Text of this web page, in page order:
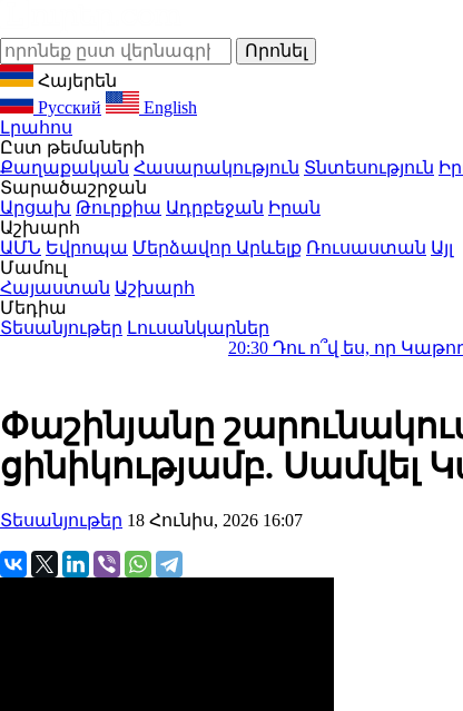
Հայերեն
Русский
English
Լրահոս
Ըստ թեմաների
Քաղաքական Հասարակություն Տնտեսություն
Տարածաշրջան
Արցախ Թուրքիա Ադրբեջան Իրան
Աշխարհ
ԱՄՆ Եվրոպա Մերձավոր Արևելք Ռուսաստան Այլ
Մամուլ
Հայաստան Աշխարհ
Մեդիա
Տեսանյութեր Լուսանկարներ
Դու ո՞վ ես, որ Կաթողիկոսին
Փաշինյանը
ցինիկությամբ.
Տեսանյութեր 18 Հունիս, 2026 16:07